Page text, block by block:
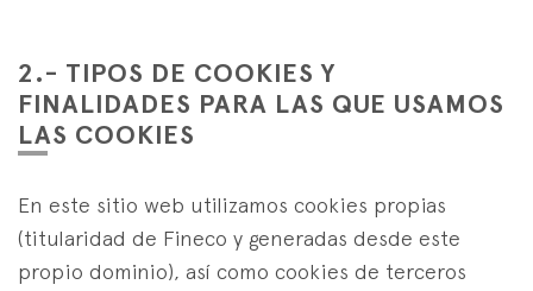
2.- TIPOS DE COOKIES Y
FINALIDADES PARA LAS QUE USAMOS
LAS COOKIES
En este sitio web utilizamos cookies propias
(titularidad de Fineco y generadas desde este
propio dominio), así como cookies de terceros